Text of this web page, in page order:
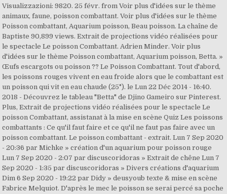
Visualizzazioni: 9820. 25 févr. from Voir plus d'idées sur le thème
animaux, faune, poisson combattant. Voir plus d'idées sur le thème
Poisson combattant, Aquarium poisson, Beau poisson. La chaîne de
Baptiste 90,899 views. Extrait de projections vidéo réalisées pour
le spectacle Le poisson Combattant. Adrien Minder. Voir plus
d'idées sur le thème Poisson combattant, Aquarium poisson, Betta. »
Œufs escargots ou poisson ?? Le Poisson Combattant. Tout d'abord,
les poissons rouges vivent en eau froide alors que le combattant est
un poisson qui vit en eau chaude (25°). le Lun 22 Déc 2014 - 16:40.
2018 - Découvrez le tableau "Betta" de Djino Gameiro sur Pinterest.
Plus, Extrait de projections vidéo réalisées pour le spectacle Le
poisson Combattant, assistanat à la mise en scène Quiz Les poissons
combattants : Ce qu'il faut faire et ce qu'il ne faut pas faire avec un
poisson combattant. Le poisson combattant - extrait. Lun 7 Sep 2020
- 20:36 par Michke » création d'un aquarium pour poisson rouge
Lun 7 Sep 2020 - 2:07 par discuscoridoras » Extrait de chêne Lun 7
Sep 2020 - 1:35 par discuscoridoras » Divers créations d'aquarium
Dim 6 Sep 2020 - 19:22 par Didy » deusyoub texte & mise en scène
Fabrice Melquiot. D'après le mec le poisson se serai percé sa poche